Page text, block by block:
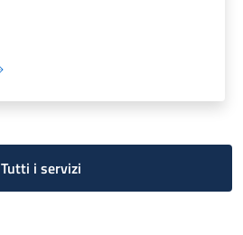
Tutti i servizi